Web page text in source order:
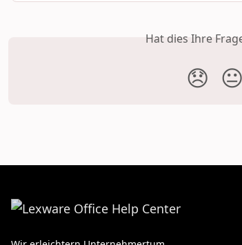
Hat dies Ihre
😞 😐